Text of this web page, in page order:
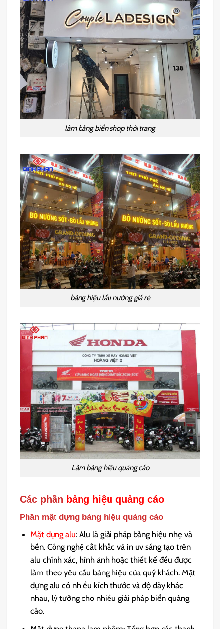
làm bảng biển shop thời trang
bảng hiệu lẩu nướng giá rẻ
Làm bảng hiệu quảng cáo
Các phần bảng hiệu quảng cáo
Phần mặt dựng bảng hiệu quảng cáo
Mặt dựng alu: Alu là giải pháp bảng hiệu nhẹ và
bền. Công nghệ cắt khắc và in uv sáng tạo trên
alu chính xác, hình ảnh hoặc thiết kế đều được
làm theo yêu cầu bảng hiệu của quý khách. Mặt
dựng alu có nhiều kích thước và độ dày khác
nhau, lý tưởng cho nhiều giải pháp biển quảng
cáo.